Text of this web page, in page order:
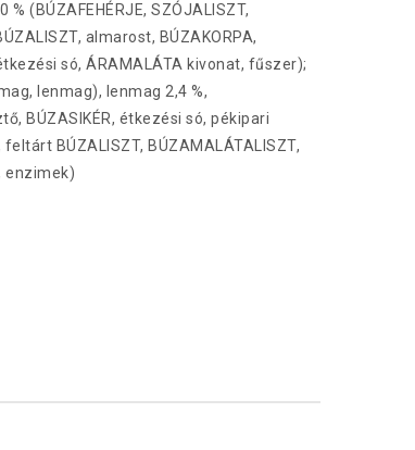
(BÚZAFEHÉRJE, SZÓJALISZT,
almarost, BÚZAKORPA,
só, ÁRAMALÁTA kivonat, fűszer);
lenmag), lenmag 2,4 %,
BÚZASIKÉR, étkezési só, pékipari
BÚZALISZT, BÚZAMALÁTALISZT,
enzimek)